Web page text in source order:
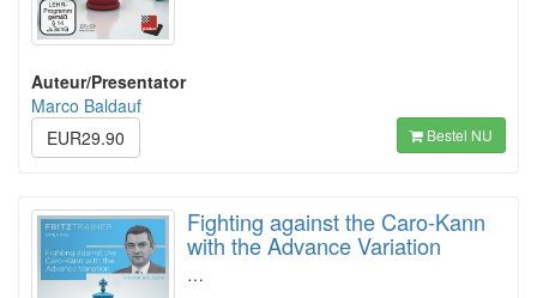
Auteur/Presentator
Marco Baldauf
EUR29.90
Bestel NU
Fighting against the Caro-Kann
with the Advance Variation
…